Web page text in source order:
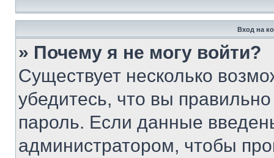
Вход на
» Почему я не могу войти?
Существует несколько
убедитесь, что вы
пароль. Если данные
администратором, чтобы